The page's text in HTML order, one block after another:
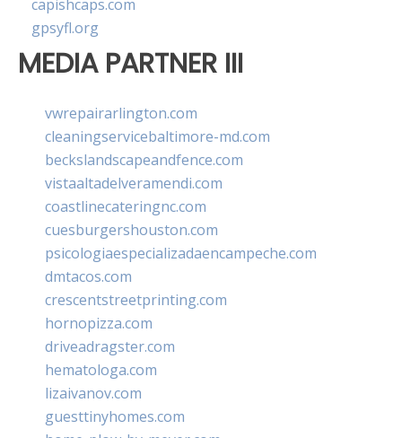
capishcaps.com
gpsyfl.org
MEDIA PARTNER III
vwrepairarlington.com
cleaningservicebaltimore-md.com
beckslandscapeandfence.com
vistaaltadelveramendi.com
coastlinecateringnc.com
cuesburgershouston.com
psicologiaespecializadaencampeche.com
dmtacos.com
crescentstreetprinting.com
hornopizza.com
driveadragster.com
hematologa.com
lizaivanov.com
guesttinyhomes.com